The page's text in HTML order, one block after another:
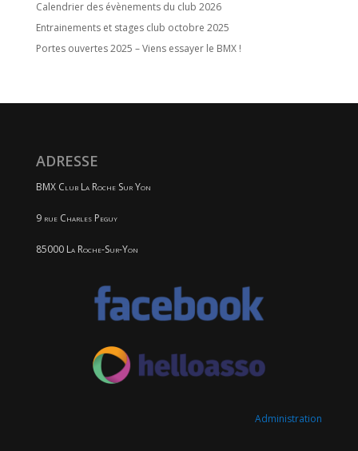
Calendrier des évènements du club 2026
Entrainements et stages club octobre 2025
Portes ouvertes 2025 – Viens essayer le BMX !
ADRESSE
BMX Club La Roche Sur Yon
9 rue Charles Peguy
85000 La Roche-Sur-Yon
Administration